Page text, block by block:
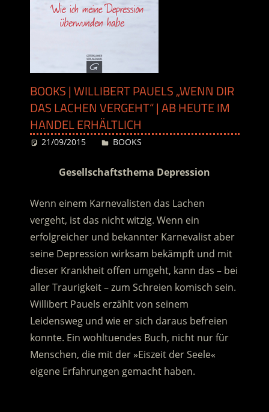
BOOKS | WILLIBERT PAUELS „WENN DIR
DAS LACHEN VERGEHT“ | AB HEUTE IM
HANDEL ERHÄLTLICH
21/09/2015 Desiree
BOOKS
Gesellschaftsthema Depression
Wenn einem Karnevalisten das Lachen
vergeht, ist das nicht witzig. Wenn ein
erfolgreicher und bekannter Karnevalist aber
seine Depression wirksam bekämpft und mit
dieser Krankheit offen umgeht, kann das – bei
aller Traurigkeit – zum Schreien komisch sein.
Willibert Pauels erzählt von seinem
Leidensweg und wie er sich daraus befreien
konnte. Ein wohltuendes Buch, nicht nur für
Menschen, die mit der »Eiszeit der Seele«
eigene Erfahrungen gemacht haben.